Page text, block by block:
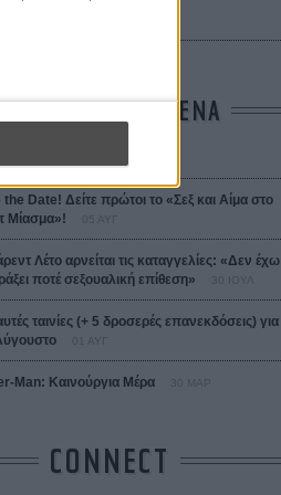
(The Moneymaker)
ΤΑ ΠΙΟ ΔΙΑΒΑΣΜΕΝΑ
the Date! Δείτε πρώτοι το «Σεξ και Αίμα στο
Μίασμα»!
Λέτο αρνείται τις καταγγελίες: «Δεν έχω
ποτέ σεξουαλική επίθεση»
ταινίες (+ 5 δροσερές επανεκδόσεις) για
Man: Καινούργια Μέρα 30 ΜΑΡ
CONNECT